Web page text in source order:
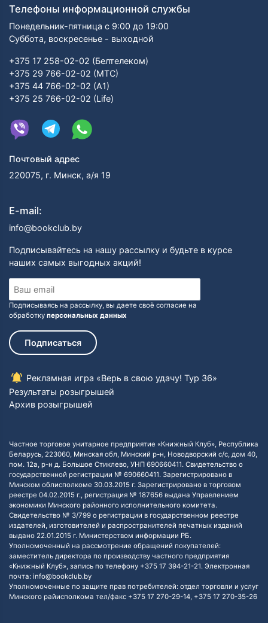
Телефоны информационной службы
Понедельник-пятница с 9:00 до 19:00
Суббота, воскресенье - выходной
+375 17 258-02-02 (Белтелеком)
+375 29 766-02-02 (МТС)
+375 44 766-02-02 (А1)
+375 25 766-02-02 (Life)
Почтовый адрес
220075, г. Минск, а/я 19
E-mail:
info@bookclub.by
Подписывайтесь на нашу рассылку и будьте в курсе
наших самых выгодных акций!
Подписываясь на рассылку, вы даете своё согласие на
обработку персональных данных
Подписаться
Рекламная игра «Верь в свою удачу! Тур 36»
Результаты розыгрышей
Архив розыгрышей
Частное торговое унитарное предприятие «Книжный Клуб», Республика
Беларусь, 223060, Минская обл, Минский р-н, Новодворский с/с, дом 40,
пом. 12а, р-н д. Большое Стиклево, УНП 690660411. Свидетельство о
государственной регистрации № 690660411. Зарегистрировано в
Минском облисполкоме 30.03.2015 г. Зарегистрировано в торговом
реестре 04.02.2015 г., регистрация № 187656 выдана Управлением
экономики Минского районного исполнительного комитета.
Свидетельство № 3/799 о регистрации в государственном реестре
издателей, изготовителей и распространителей печатных изданий
выдано 22.01.2015 г. Министерством информации РБ.
Уполномоченный на рассмотрение обращений покупателей:
заместитель директора по производству частного предприятия
«Книжный Клуб», запись по телефону +375 17 394-21-21. Электронная
почта: info@bookclub.by
Уполномоченные по защите прав потребителей: отдел торговли и услуг
Минского райисполкома тел/факс +375 17 270-29-14, +375 17 270-35-26